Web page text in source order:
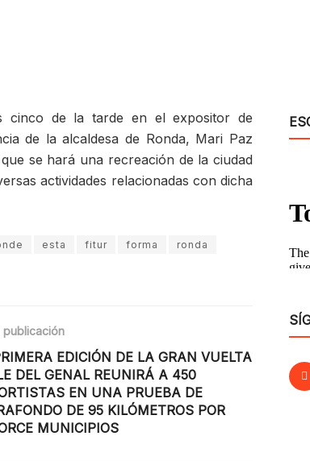
cinco de la tarde en el expositor de
de la alcaldesa de Ronda, Mari Paz
se hará una recreación de la ciudad
actividades relacionadas con dicha
esta fitur forma
ronda
publicación
EDICIÓN DE LA GRAN VUELTA
DEL GENAL REUNIRÁ A 450
EN UNA PRUEBA DE
DE 95 KILÓMETROS POR
MUNICIPIOS